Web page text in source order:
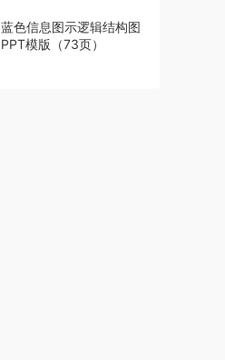
蓝色信息图示逻辑结构图
PPT模版（73页）